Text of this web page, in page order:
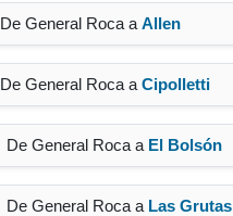
De General Roca a Allen
De General Roca a Cipolletti
De General Roca a El Bolsón
De General Roca a Las Grutas